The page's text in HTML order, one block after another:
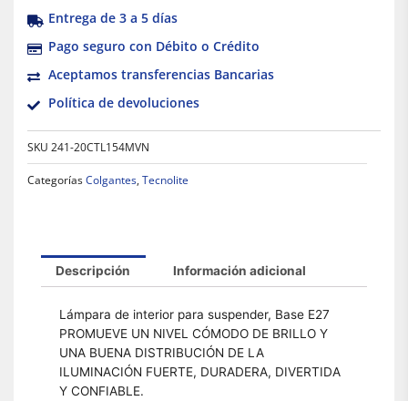
Entrega de 3 a 5 días
Pago seguro con Débito o Crédito
Aceptamos transferencias Bancarias
Política de devoluciones
SKU 241-20CTL154MVN
CategoríasColgantes, Tecnolite
Descripción Información adicional
Lámpara de interior para suspender, Base E27
PROMUEVE UN NIVEL CÓMODO DE BRILLO Y
UNA BUENA DISTRIBUCIÓN DE LA
ILUMINACIÓN FUERTE, DURADERA, DIVERTIDA
Y CONFIABLE.